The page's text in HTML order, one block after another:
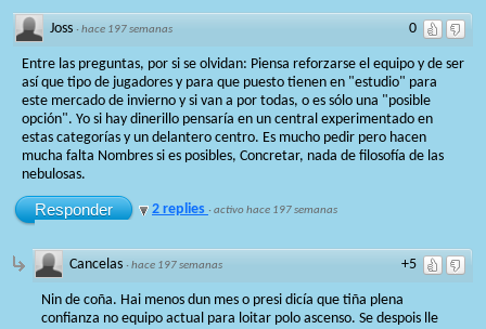
0
Joss ·hace 197 semanas
Entre las preguntas, por si se olvidan: Piensa reforzarse el equipo y de ser
así que tipo de jugadores y para que puesto tienen en "estudio" para
este mercado de invierno y si van a por todas, o es sólo una "posible
opción". Yo si hay dinerillo pensaría en un central experimentado en
estas categorías y un delantero centro. Es mucho pedir pero hacen
mucha falta Nombres si es posibles, Concretar, nada de filosofía de las
nebulosas.
Responder 2 replies ·activo hace 197 semanas
+5
Cancelas ·hace 197 semanas
Nin de coña. Hai menos dun mes o presi dicía que tiña plena
confianza no equipo actual para loitar polo ascenso. Se despois lle